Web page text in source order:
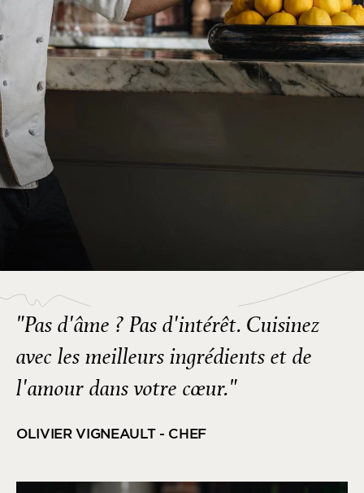
"Pas d'âme ? Pas d'intérêt. Cuisinez
avec les meilleurs ingrédients et de
l'amour dans votre cœur."
OLIVIER VIGNEAULT - CHEF